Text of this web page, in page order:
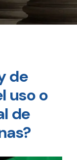
de
uso o
de